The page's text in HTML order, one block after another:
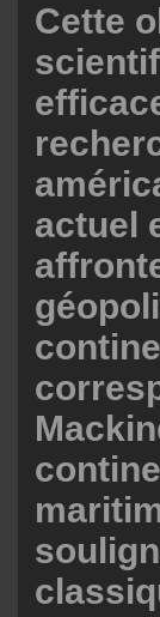
Cette
actuel